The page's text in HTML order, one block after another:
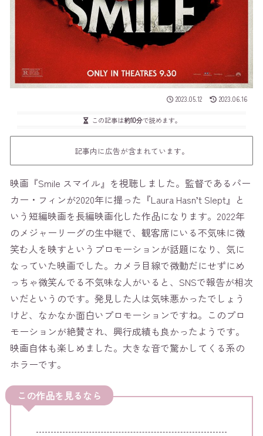
2023.05.12 2023.06.16
この記事は約10分で読めます。
記事内に広告が含まれています。
映画『Smile スマイル』を視聴しました。監督であるパー
カー・フィンが2020年に撮った『Laura Hasn’t Slept』と
いう短編映画を長編映画化した作品になります。2022年
のメジャーリーグの生中継で、観客席にいる不気味に微
笑む人を映すというプロモーションが話題になり、気に
なっていた映画でした。カメラ目線で微動だにせずにめ
っちゃ微笑んでる不気味な人がいると、SNSで報告が相次
いだというのです。発見した人は気味悪かったでしょう
けど、なかなか面白いプロモーションですね。このプロ
モーションが絶賛され、興行成績も良かったようです。
映画自体も楽しめました。大きな音で驚かしてくる系の
ホラーです。
この作品を見るなら